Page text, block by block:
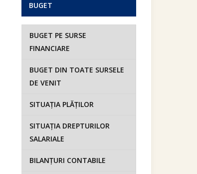
BUGET
BUGET PE SURSE
FINANCIARE
BUGET DIN TOATE SURSELE
DE VENIT
SITUAȚIA PLĂȚILOR
SITUAȚIA DREPTURILOR
SALARIALE
BILANȚURI CONTABILE